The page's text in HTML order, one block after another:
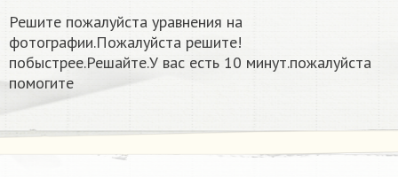
Решите пожалуйста уравнения на
фотографии.Пожалуйста решите!
побыстрее.Решайте.У вас есть 10 минут​.пожалуйста
помогите